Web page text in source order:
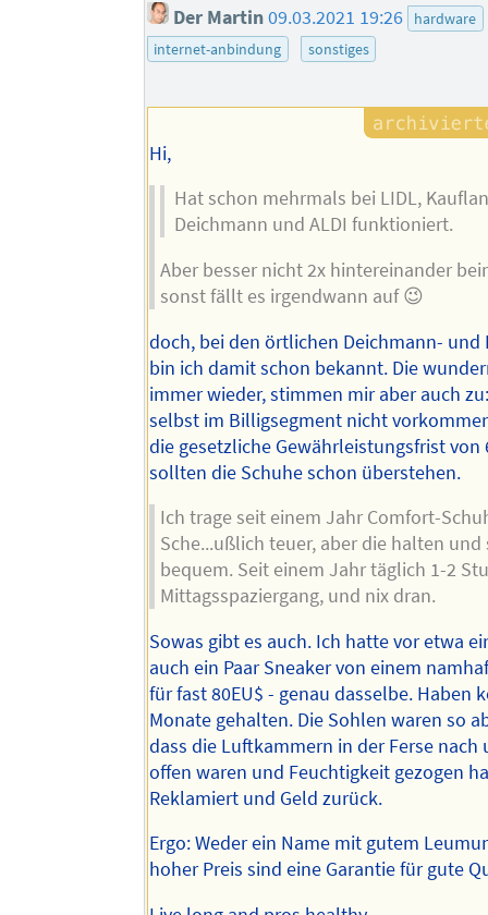
Der Martin09.03.2021 19:26
hardware
internet-anbindung
sonstiges
Hi,
Hat schon mehrmals bei LIDL,
Deichmann und ALDI funktioniert.
Aber besser nicht 2x hintereinander
sonst fällt es irgendwann auf 😉
doch, bei den örtlichen Deichmann- und
bin ich damit schon bekannt. Die
immer wieder, stimmen mir aber auch
selbst im Billigsegment nicht
die gesetzliche Gewährleistungsfrist von
sollten die Schuhe schon überstehen.
Ich trage seit einem Jahr Comfort-
Sche...ußlich teuer, aber die halten und
bequem. Seit einem Jahr täglich 1-2
Mittagsspaziergang, und nix dran.
Sowas gibt es auch. Ich hatte vor etwa
auch ein Paar Sneaker von einem
für fast 80EU$ - genau dasselbe. Haben
Monate gehalten. Die Sohlen waren so
dass die Luftkammern in der Ferse nach
offen waren und Feuchtigkeit gezogen
Reklamiert und Geld zurück.
Ergo: Weder ein Name mit gutem
hoher Preis sind eine Garantie für gute